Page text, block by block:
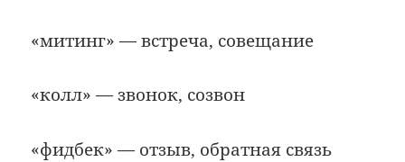
«митинг» — встреча, совещание
«колл» — звонок, созвон
«фидбек» — отзыв, обратная связь